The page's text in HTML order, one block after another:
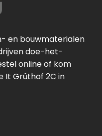
en bouwmaterialen
doe-het-
online of kom
It Grûthof 2C in